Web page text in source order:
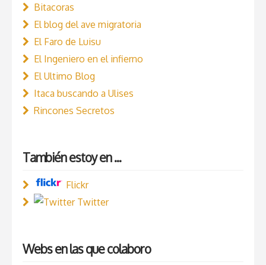
Bitacoras
El blog del ave migratoria
El Faro de Luisu
El Ingeniero en el infierno
El Ultimo Blog
Itaca buscando a Ulises
Rincones Secretos
También estoy en ...
Flickr
Twitter
Webs en las que colaboro